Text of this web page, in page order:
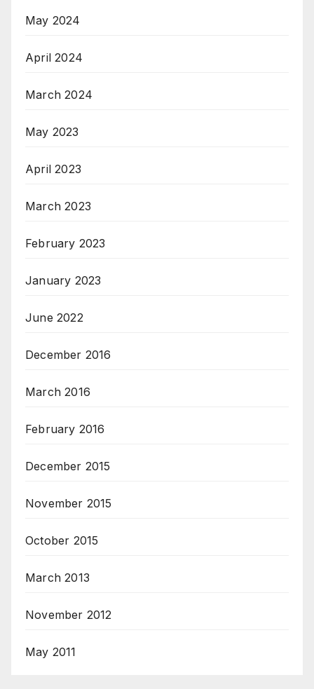
May 2024
April 2024
March 2024
May 2023
April 2023
March 2023
February 2023
January 2023
June 2022
December 2016
March 2016
February 2016
December 2015
November 2015
October 2015
March 2013
November 2012
May 2011